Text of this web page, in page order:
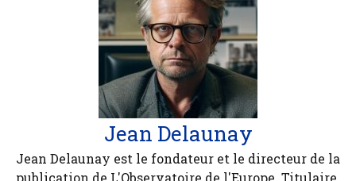
Jean Delaunay
Jean Delaunay est le fondateur et le directeur de la